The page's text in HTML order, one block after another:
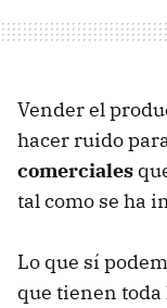
Vender el
hacer ruido
comerciales
tal como se ha
Lo que sí
que tienen